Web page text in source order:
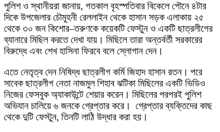
পুলিশ ও স্থানীয়রা জানায়, গতকাল বৃহস্পতিবার বিকেলে পৌনে ৪টার
দিকে উপজেলার চৌমুহনী রেললাইন থেকে হাসান সড়ক এলাকায় ২৫
থেকে ৩০ জন কিশোর–তরুণকে কয়েকটি ফেস্টুন ও একটি ছাত্রলীগের
ব্যানারে মিছিল করতে দেখা যায়। মিছিলে তারা অন্তর্বর্তী সরকারের
বিরুদ্ধে এবং শেখ হাসিনা ফিরবে বলে স্লোগান দেন।
এতে নেতৃত্ব দেন নিষিদ্ধ ছাত্রলীগ কর্মি জিহাদ হাসান রতন। পরে
সাবেক ছাত্রলীগ নেতা নাজমুল শিহাব ঝটিকা মিছিলের একটি ভিডিও
নিজের ফেসবুক অ্যাকাউন্টে শেয়ার করেন। মিছিলের পরপরই পুলিশ
অভিযান চালিয়ে ৬ জনকে গ্রেপ্তার করে। গ্রেপ্তার ব্যক্তিদের কাছ
থেকে দুটি ফেস্টুন, তিনটি লাঠি উদ্ধার করা হয়।